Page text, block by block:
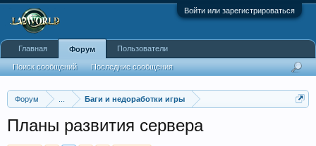
Войти или зарегистрироваться
Форум Баги и недоработки игры
Планы развития сервера
Главная Форум
Поиск сообщений Последние сообщения
Пользователи